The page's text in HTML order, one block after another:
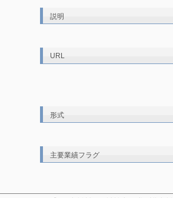
説明
URL
形式
主要業績フラグ